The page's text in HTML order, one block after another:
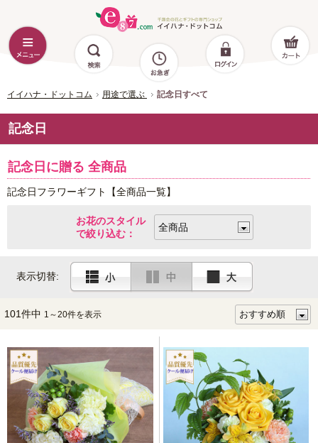
イイハナ・ドットコム 用途で選ぶ 記念日すべて
記念日
記念日に贈る 全商品
記念日フラワーギフト【全商品一覧】
お花のスタイル
で絞り込む：
表示切替:
101件中 1～20件を表示